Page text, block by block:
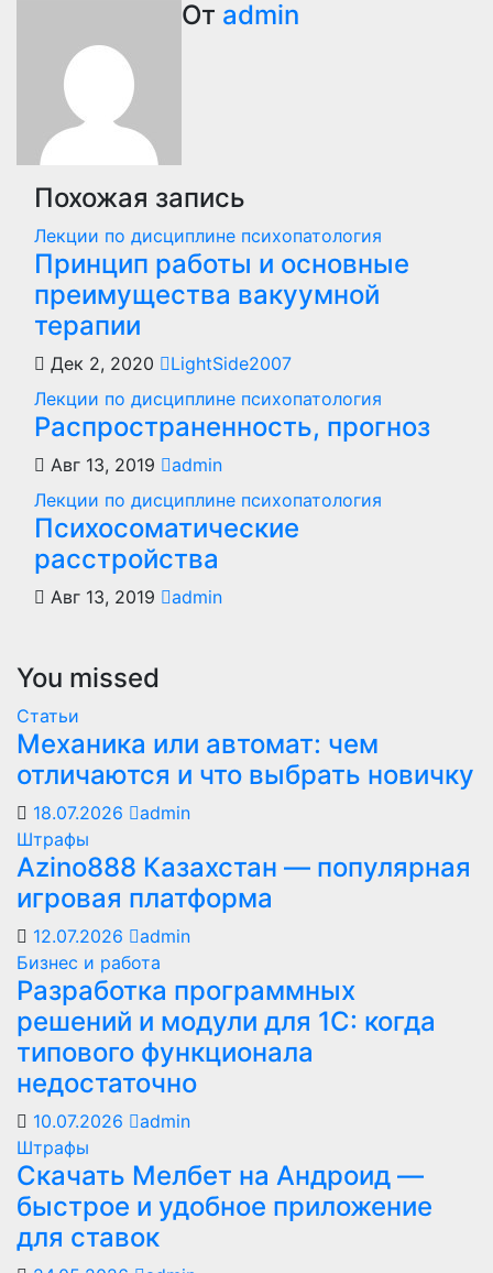
записям
От admin
Похожая запись
Лекции по дисциплине психопатология
Принцип работы и основные
преимущества вакуумной
терапии
Дек 2, 2020
LightSide2007
Лекции по дисциплине психопатология
Распространенность, прогноз
Авг 13, 2019
admin
Лекции по дисциплине психопатология
Психосоматические
расстройства
Авг 13, 2019 admin
You missed
Статьи
Механика или автомат: чем
отличаются и что выбрать новичку
18.07.2026
admin
Штрафы
Azino888 Казахстан — популярная
игровая платформа
12.07.2026
admin
Бизнес и работа
Разработка программных
решений и модули для 1С: когда
типового функционала
недостаточно
10.07.2026
admin
Штрафы
Скачать Мелбет на Андроид —
быстрое и удобное приложение
для ставок